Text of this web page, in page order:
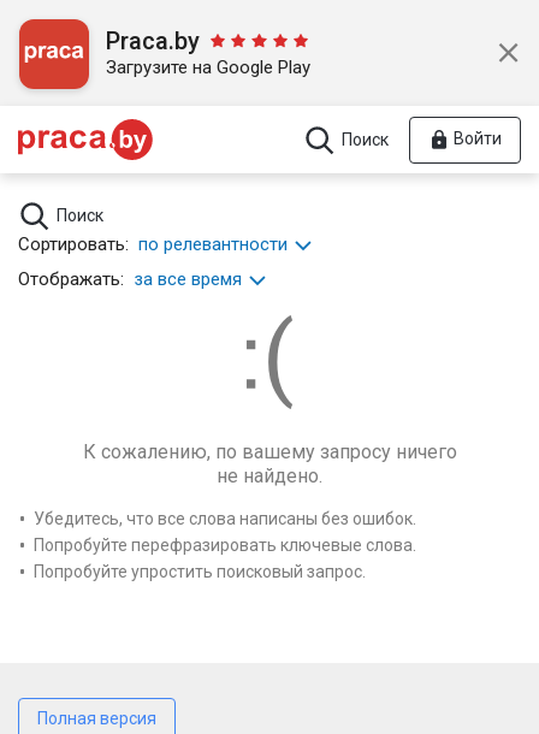
Praca.by
Загрузите на Google Play
Поиск Войти
Поиск
Сортировать: по релевантности
Отображать: за все время
К сожалению, по вашему запросу ничего
не найдено.
Убедитесь, что все слова написаны без ошибок.
Попробуйте перефразировать ключевые слова.
Попробуйте упростить поисковый запрос.
Полная версия